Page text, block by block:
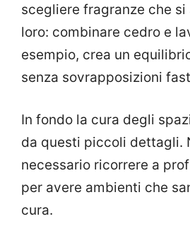
scegliere fragranze che si
loro: combinare cedro e
esempio, crea un
senza sovrapposizioni
In fondo la cura degli
da questi piccoli dettagli.
necessario ricorrere a
per avere ambienti che
cura.